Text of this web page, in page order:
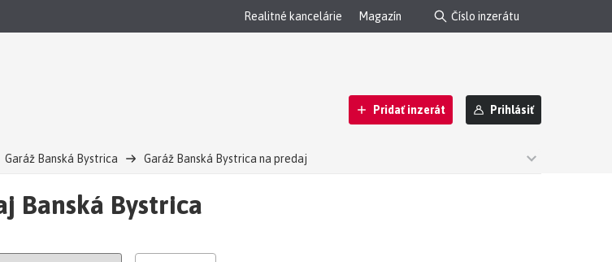
Realitné kancelárie Magazín
Pridať inzerát Prihlásiť
Garáž Banská Bystrica Garáž Banská Bystrica na predaj
Banská Bystrica